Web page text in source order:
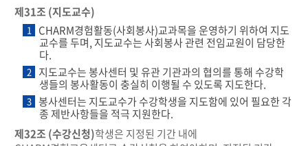
제31조 (지도교수)
1
CHARM경험활동(사회봉사)교과목을 운영하기 위하여 지도
교수를 두며, 지도교수는 사회봉사 관련 전임교원이 담당한
다.
2 지도교수는 봉사센터 및 유관 기관과의 협의를 통해 수강학
생들의 봉사활동이 충실히 이행될 수 있도록 지도한다.
3 봉사센터는 지도교수가 수강학생을 지도함에 있어 필요한 각
종 제반사항들을 적극 지원한다.
제32조 (수강신청)학생은 지정된 기간 내에